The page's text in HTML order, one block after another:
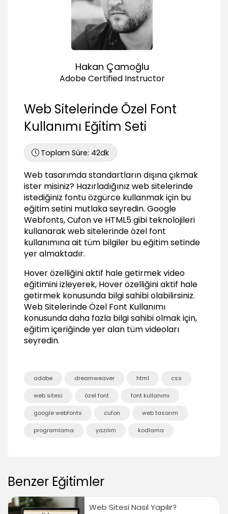
Seçilen fontun web sitesinde kullanılması
Font ailesine ait standart stillerin kullanılması
Türkçe karakter uyumu
Cufon ile Özel Font Kullanımı
Cufon nedir? Hangi durumlarda tercih
00:59
Cufon kullanımında font seçimi
01:06
Gerekli dosyaların oluşturulması
04:00
Dosyaların HTML'e çağırılması
01:03
Cufon ile oluşturulan fontun kullanılması
01:42
Aynı anda birden fazla font kullanmak
01:48
Font ailesin ait stilleri kullanmak
02:55
Hover özelliğini aktif hale getirmek
01:35
Cufon ile ilgili diğer ayarlar
HTML5 nedir? Hangi durumlarda tercih
01:15
HTML5 için font kit oluşturulması
02:31
Fontun web sitesinde kullanılması
01:02
Sonuç
Hakan Çamoğlu
Adobe Certified Instructor
Web Sitelerinde Özel Font
Kullanımı Eğitim Seti
Toplam Süre: 42dk
Web tasarımda standartların dışına çıkmak
ister misiniz? Hazırladığınız web sitelerinde
istediğiniz fontu özgürce kullanmak için bu
eğitim setini mutlaka seyredin. Google
Webfonts, Cufon ve HTML5 gibi teknolojileri
kullanarak web sitelerinde özel font
kullanımına ait tüm bilgiler bu eğitim setinde
yer almaktadır.
Hover özelliğini aktif hale getirmek video
eğitimini izleyerek, Hover özelliğini aktif hale
getirmek konusunda bilgi sahibi olabilirsiniz.
Web Sitelerinde Özel Font Kullanımı
konusunda daha fazla bilgi sahibi olmak için,
eğitim içeriğinde yer alan tüm videoları
seyredin.
adobe dreamweaver html css
web sitesi özel font font kullanımı
google webfonts cufon web tasarım
programlama yazılım kodlama
Benzer Eğitimler
Web Sitesi Nasıl Yapılır?